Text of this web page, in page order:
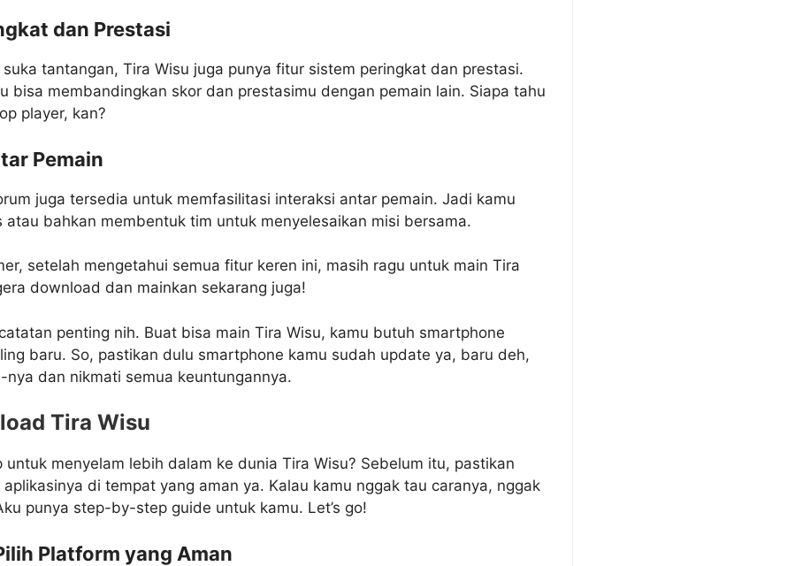
dan Prestasi
suka tantangan, Tira Wisu juga punya fitur sistem peringkat dan prestasi.
bisa membandingkan skor dan prestasimu dengan pemain lain. Siapa tahu
player, kan?
Pemain
juga tersedia untuk memfasilitasi interaksi antar pemain. Jadi kamu
atau bahkan membentuk tim untuk menyelesaikan misi bersama.
setelah mengetahui semua fitur keren ini, masih ragu untuk main Tira
download dan mainkan sekarang juga!
penting nih. Buat bisa main Tira Wisu, kamu butuh smartphone
baru. So, pastikan dulu smartphone kamu sudah update ya, baru deh,
nya dan nikmati semua keuntungannya.
Tira Wisu
untuk menyelam lebih dalam ke dunia Tira Wisu? Sebelum itu, pastikan
di tempat yang aman ya. Kalau kamu nggak tau caranya, nggak
punya step-by-step guide untuk kamu. Let’s go!
Platform yang Aman